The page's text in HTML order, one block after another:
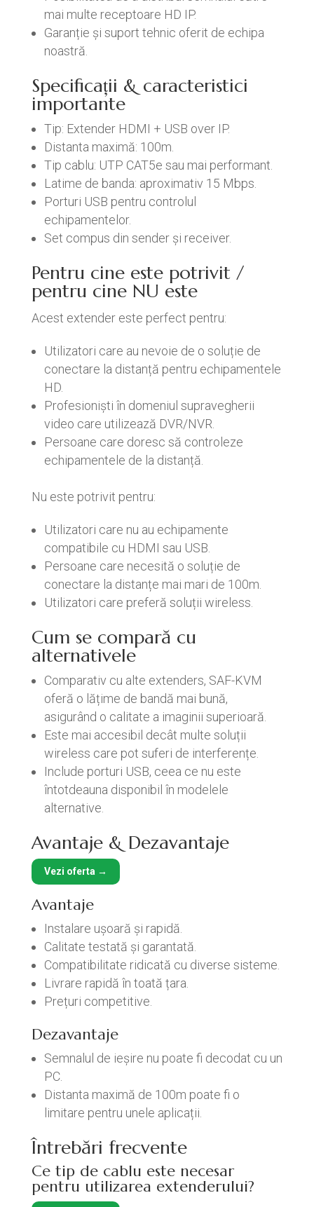
mai multe receptoare HD IP.
Garanție și suport tehnic oferit de echipa
noastră.
Specificații & caracteristici
importante
Tip: Extender HDMI + USB over IP.
Distanta maximă: 100m.
Tip cablu: UTP CAT5e sau mai performant.
Latime de banda: aproximativ 15 Mbps.
Porturi USB pentru controlul
echipamentelor.
Set compus din sender și receiver.
Pentru cine este potrivit /
pentru cine NU este
Acest extender este perfect pentru:
Utilizatori care au nevoie de o soluție de
conectare la distanță pentru echipamentele
HD.
Profesioniști în domeniul supravegherii
video care utilizează DVR/NVR.
Persoane care doresc să controleze
echipamentele de la distanță.
Nu este potrivit pentru:
Utilizatori care nu au echipamente
compatibile cu HDMI sau USB.
Persoane care necesită o soluție de
conectare la distanțe mai mari de 100m.
Utilizatori care preferă soluții wireless.
Cum se compară cu
alternativele
Comparativ cu alte extenders, SAF-KVM
oferă o lățime de bandă mai bună,
asigurând o calitate a imaginii superioară.
Este mai accesibil decât multe soluții
wireless care pot suferi de interferențe.
Include porturi USB, ceea ce nu este
întotdeauna disponibil în modelele
alternative.
Avantaje & Dezavantaje
Vezi oferta →
Avantaje
Instalare ușoară și rapidă.
Calitate testată și garantată.
Compatibilitate ridicată cu diverse sisteme.
Livrare rapidă în toată țara.
Prețuri competitive.
Dezavantaje
Semnalul de ieșire nu poate fi decodat cu un
PC.
Distanta maximă de 100m poate fi o
limitare pentru unele aplicații.
Întrebări frecvente
Ce tip de cablu este necesar
pentru utilizarea extenderului?